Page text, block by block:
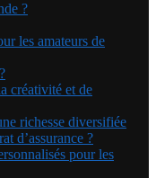
?
les amateurs de
créativité et de
richesse diversifiée
d’assurance ?
pour les